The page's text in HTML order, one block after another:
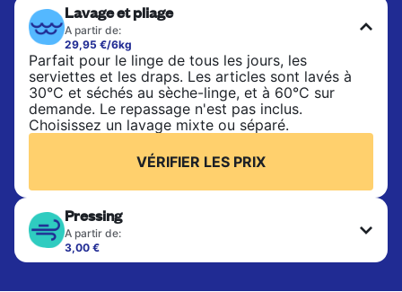
Lavage et pliage
A partir de:
29,95 €/6kg
Parfait pour le linge de tous les jours, les
serviettes et les draps. Les articles sont lavés à
30°C et séchés au sèche-linge, et à 60°C sur
demande. Le repassage n'est pas inclus.
Choisissez un lavage mixte ou séparé.
VÉRIFIER LES PRIX
Pressing
A partir de:
3,00 €
Les articles délicats sont nettoyés à sec et finis